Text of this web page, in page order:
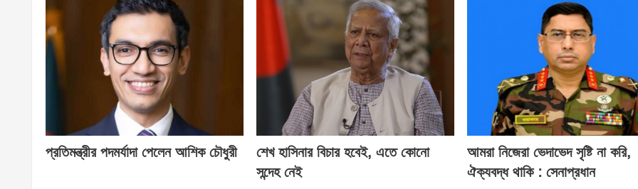
প্রতিমন্ত্রীর পদমর্যাদা পেলেন আশিক চৌধুরী
শেখ হাসিনার বিচার হবেই, এতে কোনো
সন্দেহ নেই
আমরা নিজেরা ভেদাভেদ সৃষ্টি না করি,
ঐক্যবদ্ধ থাকি : সেনাপ্রধান